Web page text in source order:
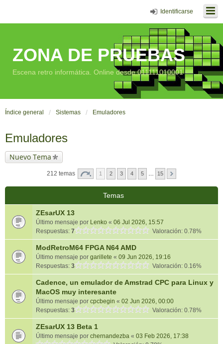
Identificarse
ZONA DE PRUEBAS
Escena retro informática. Online desde 011111010001
Índice general Sistemas Emuladores
Emuladores
Nuevo Tema
212 temas 1 2 3 4 5 15
Temas
ZEsarUX 13
Último mensaje por Lenko « 06 Jul 2026, 15:57
Respuestas: 7 Valoración: 0.78%
ModRetroM64 FPGA N64 AMD
Último mensaje por garillete « 09 Jun 2026, 19:16
Respuestas: 3 Valoración: 0.16%
Cadence, un emulador de Amstrad CPC para Linux y
MacOS muy interesante
Último mensaje por cpcbegin « 02 Jun 2026, 00:00
Respuestas: 3 Valoración: 0.78%
ZEsarUX 13 Beta 1
Último mensaje por chernandezba « 03 Feb 2026, 17:38